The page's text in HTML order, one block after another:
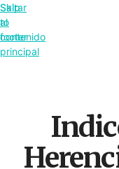
Saltar
al
contenido
principal
Skip
to
footer